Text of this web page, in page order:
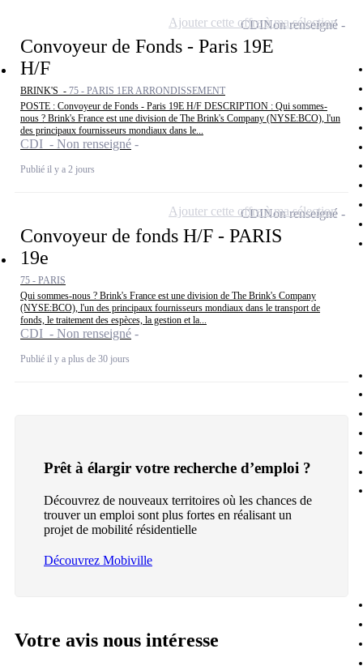
Convoyeur de Fonds - Paris 19E
H/F
BRINK'S - 75 - PARIS 1ER ARRONDISSEMENT
POSTE : Convoyeur de Fonds - Paris 19E H/F DESCRIPTION : Qui sommes-
nous ? Brink's France est une division de The Brink's Company (NYSE:BCO), l'un
des principaux fournisseurs mondiaux dans le...
CDI - Non renseigné
Publié il y a 2 jours
CDINon renseigné
Ajouter cette offre à ma sélection
Convoyeur de fonds H/F - PARIS
19e
75 - PARIS
Qui sommes-nous ? Brink's France est une division de The Brink's Company
(NYSE:BCO), l'un des principaux fournisseurs mondiaux dans le transport de
fonds, le traitement des espèces, la gestion et la...
CDI - Non renseigné
Publié il y a plus de 30 jours
CDINon renseigné
Ajouter cette offre à ma sélection
Prêt à élargir votre recherche d’emploi ?
Découvrez de nouveaux territoires où les chances de
trouver un emploi sont plus fortes en réalisant un
projet de mobilité résidentielle
Découvrez Mobiville
Votre avis nous intéresse